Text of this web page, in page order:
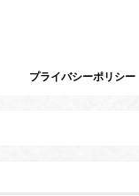
プライバシーポリシー